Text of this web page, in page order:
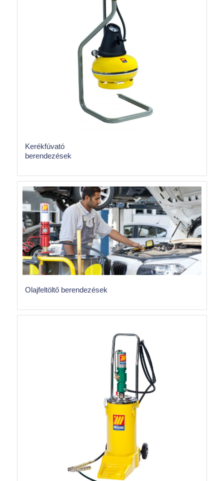
Kerékfúvató
berendezések
Olajfeltöltő berendezések